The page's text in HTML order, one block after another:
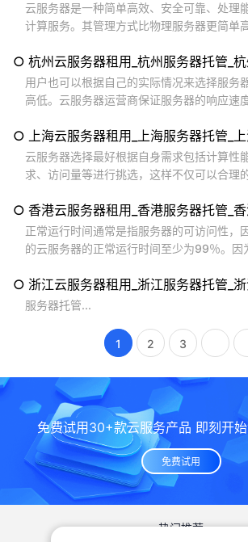
云服务器是一种简单高效、安全可靠、处理
计算服务。其管理方式比物理服务器更简单
器帮助您快速构建更稳定、安全的应用，降
和整体IT成本，使您能够更专注于核心业务
用户也可以根据自己的实际情况来选择服务
高低。云服务器运营商保证服务器的响应速
稳定性。与普通服务器不同的是，它还具有
数据线路，也具有超高的算法和存储方式，
满，防御机制失效等优势。...
云服务器选择最好根据自身需求包括计算性
求、访问量等进行挑选，这样不仅可以合理
畅，除非出现资源池容量超载，则其香港云
现宕机等大问题。因此，要看云服务器租用
详细了解其云计算平台架构、研发管理能力
正常运行时间通常是指服务器的可访问性，
的云服务器的正常运行时间至少为99％。因
t访问。选择云服务器的时候还要考虑机房运
在主流的都是通过邮件或者工单的方式，尤
服务器托管...
1 2 3
免费试用30+款云服务产品 即刻开
免费试用
热门推荐